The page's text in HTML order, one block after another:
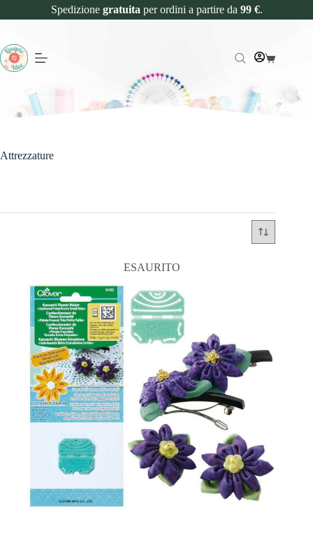
Spedizione gratuita per ordini a partire da 99 €.
Attrezzature
ESAURITO